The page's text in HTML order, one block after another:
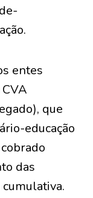
entes
que
educação
das